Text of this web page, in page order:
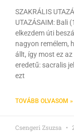
SZAKRÁLIS
UTAZÁSAIM: Bali
elkezdem úti
nagyon remélem,
állt, így most ez
eredetű: sacralis
ezt
TOVÁBB OLVASOM »
Csengeri Zsuzsa